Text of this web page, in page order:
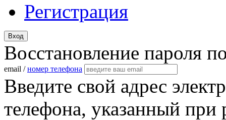
Регистрация
Вход
Восстановление пароля
email /номер телефона
Введите свой адрес
телефона, указанный при